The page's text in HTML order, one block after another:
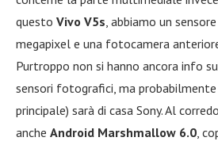
questo Vivo V5s , abbiamo un
megapixel e una fotocamera
Purtroppo non si hanno ancora info
sensori fotografici, ma
principale) sarà di casa Sony. Al
anche Android Marshmallow 6.0 ,